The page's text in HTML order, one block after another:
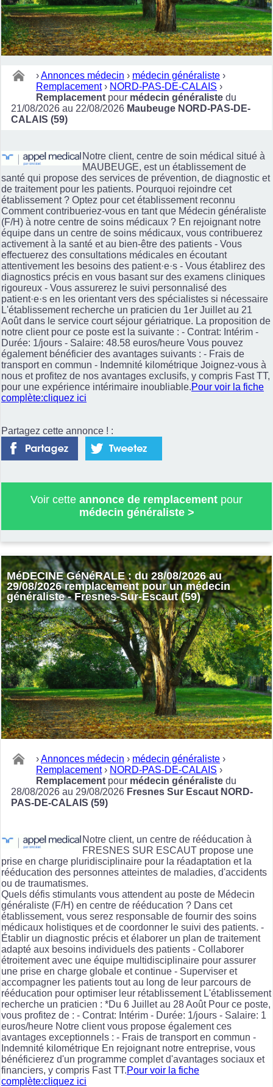
›Annonces médecin › médecin généraliste ›
Remplacement › NORD-PAS-DE-CALAIS ›
Remplacement pour médecin généraliste du
21/08/2026 au 22/08/2026 Maubeuge NORD-PAS-DE-
CALAIS (59)
Notre client, centre de soin médical situé à
MAUBEUGE, est un établissement de
santé qui propose des services de prévention, de diagnostic et
de traitement pour les patients. Pourquoi rejoindre cet
établissement ? Optez pour cet établissement reconnu
Comment contribueriez-vous en tant que Médecin généraliste
(F/H) à notre centre de soins médicaux ? En rejoignant notre
équipe dans un centre de soins médicaux, vous contribuerez
activement à la santé et au bien-être des patients - Vous
effectuerez des consultations médicales en écoutant
attentivement les besoins des patient·e·s - Vous établirez des
diagnostics précis en vous basant sur des examens cliniques
rigoureux - Vous assurerez le suivi personnalisé des
patient·e·s en les orientant vers des spécialistes si nécessaire
L'établissement recherche un praticien du 1er Juillet au 21
Août dans le service court séjour gériatrique. La proposition de
notre client pour ce poste est la suivante : - Contrat: Intérim -
Durée: 1/jours - Salaire: 48.58 euros/heure Vous pouvez
également bénéficier des avantages suivants : - Frais de
transport en commun - Indemnité kilométrique Joignez-vous à
nous et profitez de nos avantages exclusifs, y compris Fast TT,
pour une expérience intérimaire inoubliable.Pour voir la fiche
complète:cliquez ici
Partagez cette annonce ! :
Voir cette annonce de remplacement pour
médecin généraliste>
MéDECINE GéNéRALE : du 28/08/2026 au
29/08/2026 remplacement pour un médecin
généraliste - Fresnes-Sur-Escaut (59)
›Annonces médecin › médecin généraliste ›
Remplacement › NORD-PAS-DE-CALAIS ›
Remplacement pour médecin généraliste du
28/08/2026 au 29/08/2026 Fresnes Sur Escaut NORD-
PAS-DE-CALAIS (59)
Notre client, un centre de rééducation à
FRESNES SUR ESCAUT propose une
prise en charge pluridisciplinaire pour la réadaptation et la
rééducation des personnes atteintes de maladies, d'accidents
ou de traumatismes.
Quels défis stimulants vous attendent au poste de Médecin
généraliste (F/H) en centre de rééducation ? Dans cet
établissement, vous serez responsable de fournir des soins
médicaux holistiques et de coordonner le suivi des patients. -
Établir un diagnostic précis et élaborer un plan de traitement
adapté aux besoins individuels des patients - Collaborer
étroitement avec une équipe multidisciplinaire pour assurer
une prise en charge globale et continue - Superviser et
accompagner les patients tout au long de leur parcours de
rééducation pour optimiser leur rétablissement L'établissement
recherche un praticien : *Du 6 Juillet au 28 Août Pour ce poste,
vous profitez de : - Contrat: Intérim - Durée: 1/jours - Salaire: 1
euros/heure Notre client vous propose également ces
avantages exceptionnels : - Frais de transport en commun -
Indemnité kilométrique En rejoignant notre entreprise, vous
bénéficierez d'un programme complet d'avantages sociaux et
financiers, y compris Fast TT.Pour voir la fiche
complète:cliquez ici